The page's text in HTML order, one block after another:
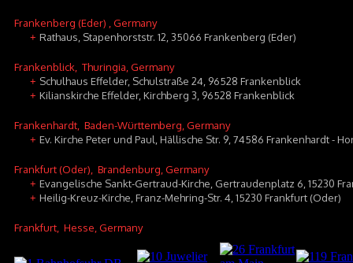
Frankenberg (Eder) , Germany
+ Rathaus, Stapenhorststr. 12, 35066 Frankenberg (Eder)
Frankenblick , Thuringia, Germany
+ Schulhaus Effelder, Schulstraße 24, 96528 Frankenblick
+ Kilianskirche Effelder, Kirchberg 3, 96528 Frankenblick
Frankenhardt , Baden-Württemberg, Germany
+ Ev. Kirche Peter und Paul, Hällische Str. 9, 74586 Frankenhardt -
Frankfurt (Oder) , Brandenburg, Germany
+ Evangelische Sankt-Gertraud-Kirche, Gertraudenplatz 6, 15230
+ Heilig-Kreuz-Kirche, Franz-Mehring-Str. 4, 15230 Frankfurt (Oder)
Frankfurt , Hesse, Germany